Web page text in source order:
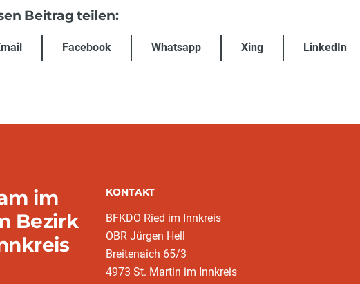
Beitrag teilen:
Facebook Whatsapp Xing LinkedIn
im
Bezirk
KONTAKT
BFKDO Ried im Innkreis
OBR Jürgen Hell
Breitenaich 65/3
4973 St. Martin im Innkreis